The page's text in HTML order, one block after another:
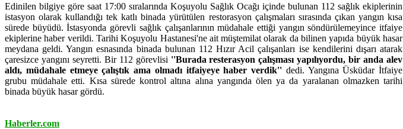
Edinilen bilgiye göre saat 17:00 sıralarında Koşuyolu Sağlık Ocağı içinde bulunan 112 sağlık ekiplerinin
istasyon olarak kullandığı tek katlı binada yürütülen restorasyon çalışmaları sırasında çıkan yangın kısa
sürede büyüdü. İstasyonda görevli sağlık çalışanlarının müdahale ettiği yangın söndürülemeyince itfaiye
ekiplerine haber verildi. Tarihi Koşuyolu Hastanesi'ne ait müştemilat olarak da bilinen yapıda büyük hasar
meydana geldi. Yangın esnasında binada bulunan 112 Hızır Acil çalışanları ise kendilerini dışarı atarak
çaresizce yangını seyretti. Bir 112 görevlisi ''Burada resterasyon çalışması yapılıyordu, bir anda alev
aldı, müdahale etmeye çalıştık ama olmadı itfaiyeye haber verdik'' dedi. Yangına Üsküdar İtfaiye
grubu müdahale etti. Kısa sürede kontrol altına alına yangında ölen ya da yaralanan olmazken tarihi
binada büyük hasar gördü.
Haberler.com